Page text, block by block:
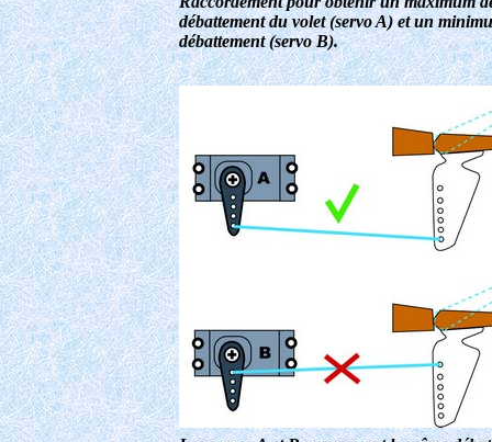
débattement du volet (servo A) et un
débattement (servo B).